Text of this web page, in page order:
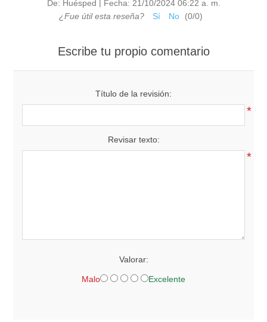
De: Huésped | Fecha: 21/10/2024 06:22 a. m.
¿Fue útil esta reseña?
Sí No (0/0)
Escribe tu propio comentario
Título de la revisión:
*
Revisar texto:
*
Valorar:
Malo Excelente